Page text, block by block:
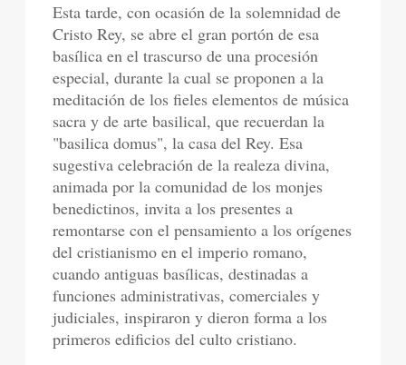
Esta tarde, con ocasión de la solemnidad de
Cristo Rey, se abre el gran portón de esa
basílica en el trascurso de una procesión
especial, durante la cual se proponen a la
meditación de los fieles elementos de música
sacra y de arte basilical, que recuerdan la
"basilica domus", la casa del Rey. Esa
sugestiva celebración de la realeza divina,
animada por la comunidad de los monjes
benedictinos, invita a los presentes a
remontarse con el pensamiento a los orígenes
del cristianismo en el imperio romano,
cuando antiguas basílicas, destinadas a
funciones administrativas, comerciales y
judiciales, inspiraron y dieron forma a los
primeros edificios del culto cristiano.